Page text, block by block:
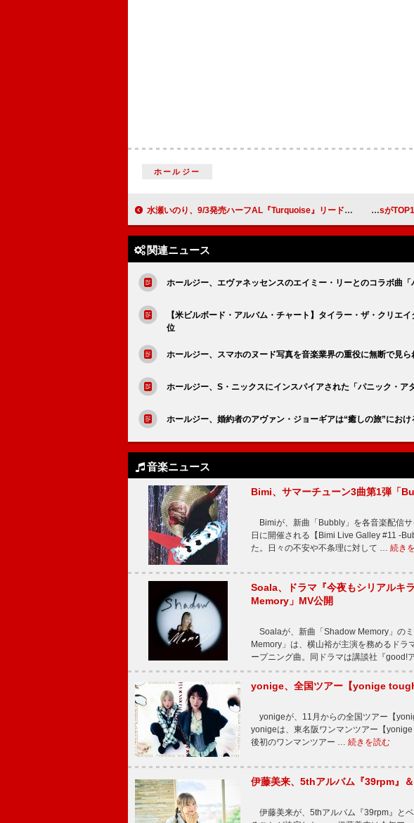
ホールジー
水瀬いのり、9/3発売ハーフAL『Turquoise』リード曲「夢のつづき」MVティザー第2弾公開
関連ニュース
ホールジー、エヴァネッセンスのエイミー・リーとのコラボ曲
【米ビルボード・アルバム・チャート】タイラー・ザ・クリエ
位
ホールジー、スマホのヌード写真を音楽業界の重役に無断で見ら
ホールジー、S・ニックスにインスパイアされた「パニック・ア
ホールジー、婚約者のアヴァン・ジョーギアは“癒しの旅”におけ
音楽ニュース
Bimi、サマーチューン3曲第1弾「
Bimiが、新曲「Bubbly」を各音楽配信
日に開催される【Bimi Live Galley #11 -
た。日々の不安や不条理に対して … 続き
Soala、ドラマ『今夜もシリアルキ
Memory」MV公開
Soalaが、新曲「Shadow Memory」の
Memory」は、横山裕が主演を務めるドラ
ープニング曲。同ドラマは講談社『good!
yonige、全国ツアー【yonige
yonigeが、11月からの全国ツアー【
yonigeは、東名阪ワンマンツアー【
後初のワンマンツアー … 続きを読む
伊藤美来、5thアルバム『39rpm』
伊藤美来が、5thアルバム『39rpm』と